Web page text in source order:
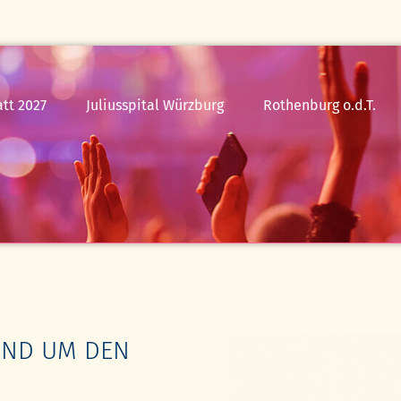
2027 Juliusspital Würzburg Rothenburg o.d.T.
24.07.26
Die
Zauberflöte
25.07.26
Simply
UM DEN